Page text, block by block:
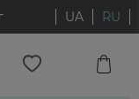
UA RU